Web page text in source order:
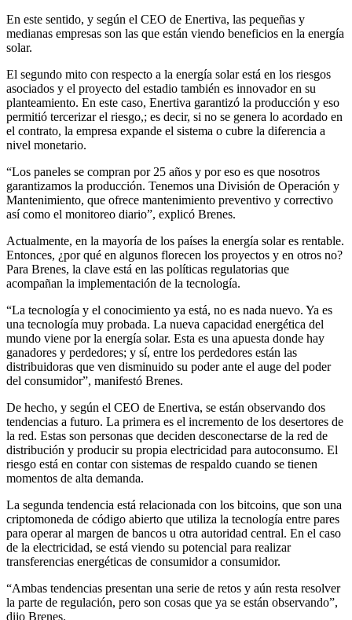
En este sentido, y según el CEO de Enertiva, las pequeñas y
medianas empresas son las que están viendo beneficios en la energía
solar.
El segundo mito con respecto a la energía solar está en los riesgos
asociados y el proyecto del estadio también es innovador en su
planteamiento. En este caso, Enertiva garantizó la producción y eso
permitió tercerizar el riesgo,; es decir, si no se genera lo acordado en
el contrato, la empresa expande el sistema o cubre la diferencia a
nivel monetario.
“Los paneles se compran por 25 años y por eso es que nosotros
garantizamos la producción. Tenemos una División de Operación y
Mantenimiento, que ofrece mantenimiento preventivo y correctivo
así como el monitoreo diario”, explicó Brenes.
Actualmente, en la mayoría de los países la energía solar es rentable.
Entonces, ¿por qué en algunos florecen los proyectos y en otros no?
Para Brenes, la clave está en las políticas regulatorias que
acompañan la implementación de la tecnología.
“La tecnología y el conocimiento ya está, no es nada nuevo. Ya es
una tecnología muy probada. La nueva capacidad energética del
mundo viene por la energía solar. Esta es una apuesta donde hay
ganadores y perdedores; y sí, entre los perdedores están las
distribuidoras que ven disminuido su poder ante el auge del poder
del consumidor”, manifestó Brenes.
De hecho, y según el CEO de Enertiva, se están observando dos
tendencias a futuro. La primera es el incremento de los desertores de
la red. Estas son personas que deciden desconectarse de la red de
distribución y producir su propia electricidad para autoconsumo. El
riesgo está en contar con sistemas de respaldo cuando se tienen
momentos de alta demanda.
La segunda tendencia está relacionada con los bitcoins, que son una
criptomoneda de código abierto que utiliza la tecnología entre pares
para operar al margen de bancos u otra autoridad central. En el caso
de la electricidad, se está viendo su potencial para realizar
transferencias energéticas de consumidor a consumidor.
“Ambas tendencias presentan una serie de retos y aún resta resolver
la parte de regulación, pero son cosas que ya se están observando”,
dijo Brenes.